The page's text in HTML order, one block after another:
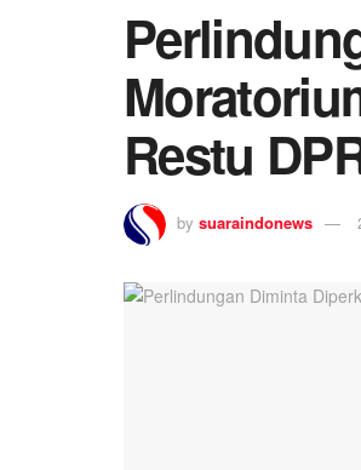
Restu
by suaraindonews